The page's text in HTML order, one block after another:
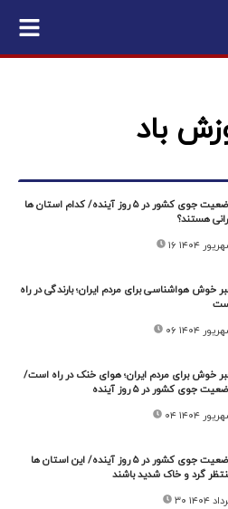
باد
وضعیت جوی کشور در ۵ روز آینده/ کدام استان ها
هستند؟
۱۴۰۴
خوش هواشناسی برای مردم ایران؛ بارندگی در راه
۱۴۰۴
خوش برای مردم ایران؛ هوای خنک در راه است/
جوی کشور در ۵ روز آینده
۱۴۰۴
وضعیت جوی کشور در ۵ روز آینده/ این استان ها
گرد و خاک شدید باشند
۱۴۰۴